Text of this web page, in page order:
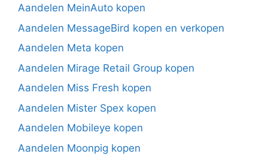
Aandelen MeinAuto kopen
Aandelen MessageBird kopen en verkopen
Aandelen Meta kopen
Aandelen Mirage Retail Group kopen
Aandelen Miss Fresh kopen
Aandelen Mister Spex kopen
Aandelen Mobileye kopen
Aandelen Moonpig kopen